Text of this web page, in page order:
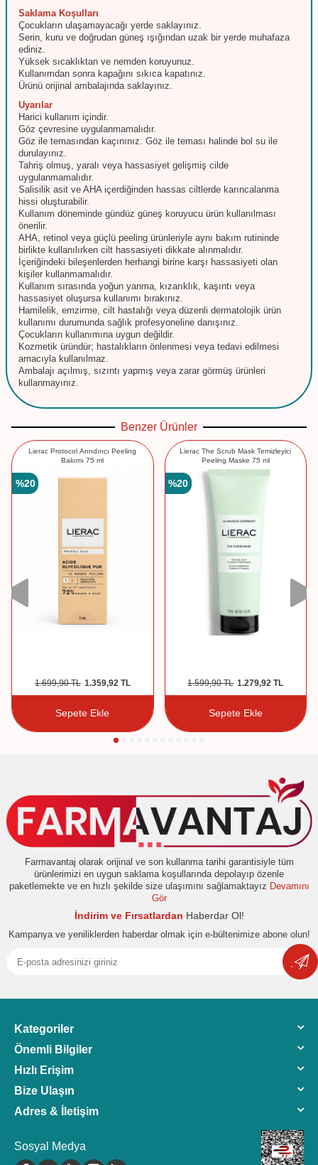
Saklama Koşulları
Çocukların ulaşamayacağı yerde saklayınız.
Serin, kuru ve doğrudan güneş ışığından uzak bir yerde muhafaza
ediniz.
Yüksek sıcaklıktan ve nemden koruyunuz.
Kullanımdan sonra kapağını sıkıca kapatınız.
Ürünü orijinal ambalajında saklayınız.
Uyarılar
Harici kullanım içindir.
Göz çevresine uygulanmamalıdır.
Göz ile temasından kaçınınız. Göz ile teması halinde bol su ile
durulayınız.
Tahriş olmuş, yaralı veya hassasiyet gelişmiş cilde
uygulanmamalıdır.
Salisilik asit ve AHA içerdiğinden hassas ciltlerde karıncalanma
hissi oluşturabilir.
Kullanım döneminde gündüz güneş koruyucu ürün kullanılması
önerilir.
AHA, retinol veya güçlü peeling ürünleriyle aynı bakım rutininde
birlikte kullanılırken cilt hassasiyeti dikkate alınmalıdır.
İçeriğindeki bileşenlerden herhangi birine karşı hassasiyeti olan
kişiler kullanmamalıdır.
Kullanım sırasında yoğun yanma, kızarıklık, kaşıntı veya
hassasiyet oluşursa kullanımı bırakınız.
Hamilelik, emzirme, cilt hastalığı veya düzenli dermatolojik ürün
kullanımı durumunda sağlık profesyoneline danışınız.
Çocukların kullanımına uygun değildir.
Kozmetik üründür; hastalıkların önlenmesi veya tedavi edilmesi
amacıyla kullanılmaz.
Ambalajı açılmış, sızıntı yapmış veya zarar görmüş ürünleri
kullanmayınız.
Benzer Ürünler
Lierac Protocol Arındırıcı Peeling
Bakımı 75 ml
%20
1.699,90TL 1.359,92TL
Sepete Ekle
Lierac The Scrub Mask Temizleyici
Peeling Maske 75 ml
%20
1.599,90TL 1.279,92 TL
Sepete Ekle
Farmavantaj olarak orijinal ve son kullanma tarihi garantisiyle tüm
ürünlerimizi en uygun saklama koşullarında depolayıp özenle
paketlemekte ve en hızlı şekilde size ulaşımını sağlamaktayız Devamını
Gör
İndirim ve Fırsatlardan Haberdar Ol!
Kampanya ve yeniliklerden haberdar olmak için e-bültenimize abone olun!
Kategoriler
Önemli Bilgiler
Hızlı Erişim
Bize Ulaşın
Adres & İletişim
Sosyal Medya